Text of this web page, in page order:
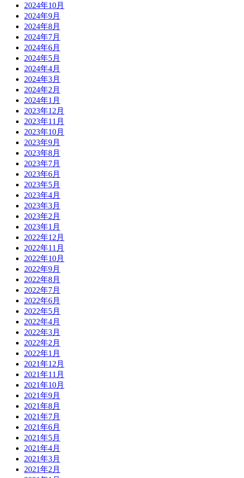
2024年10月
2024年9月
2024年8月
2024年7月
2024年6月
2024年5月
2024年4月
2024年3月
2024年2月
2024年1月
2023年12月
2023年11月
2023年10月
2023年9月
2023年8月
2023年7月
2023年6月
2023年5月
2023年4月
2023年3月
2023年2月
2023年1月
2022年12月
2022年11月
2022年10月
2022年9月
2022年8月
2022年7月
2022年6月
2022年5月
2022年4月
2022年3月
2022年2月
2022年1月
2021年12月
2021年11月
2021年10月
2021年9月
2021年8月
2021年7月
2021年6月
2021年5月
2021年4月
2021年3月
2021年2月